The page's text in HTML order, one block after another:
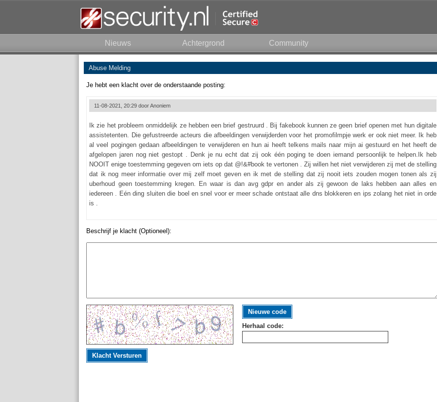
Nieuws Achtergrond Community
Abuse Melding
Je hebt een klacht over de onderstaande posting:
11-08-2021, 20:29 doorAnoniem
Ik zie het probleem onmiddelijk ze hebben een brief gestruurd . Bij fakebook kunnen ze geen brief openen met hun digitale
assistetenten. Die gefustreerde acteurs die afbeeldingen verwijderden voor het promofilmpje werk er ook niet meer. Ik heb
al veel pogingen gedaan afbeeldingen te verwijderen en hun ai heeft telkens mails naar mijn ai gestuurd en het heeft de
afgelopen jaren nog niet gestopt . Denk je nu echt dat zij ook één poging te doen iemand persoonlijk te helpen.Ik heb
NOOIT enige toestemming gegeven om iets op dat @!&#book te vertonen . Zij willen het niet verwijderen zij met de stelling
dat ik nog meer informatie over mij zelf moet geven en ik met de stelling dat zij nooit iets zouden mogen tonen als zij
uberhoud geen toestemming kregen. En waar is dan avg gdpr en ander als zij gewoon de laks hebben aan alles en
iedereen . Eén ding sluiten die boel en snel voor er meer schade ontstaat alle dns blokkeren en ips zolang het niet in orde
is .
Beschrijf je klacht (Optioneel):
Nieuwe code
Herhaal code:
Klacht Versturen